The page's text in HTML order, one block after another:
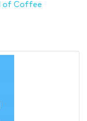
of Coffee